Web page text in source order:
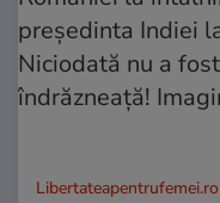
Libertateapentrufemei.ro